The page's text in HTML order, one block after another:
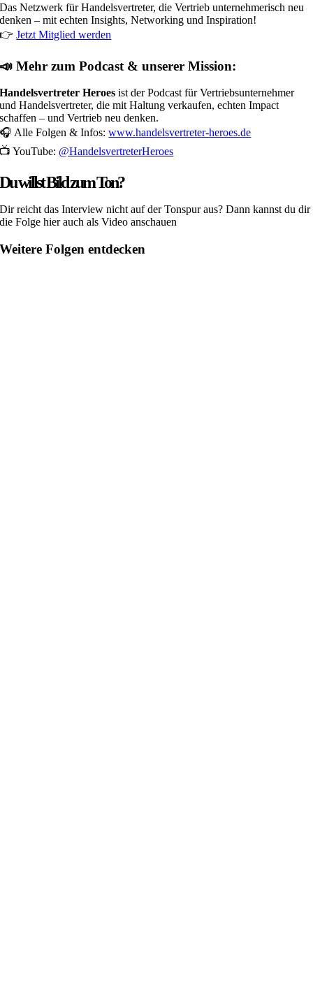
Das Netzwerk für Handelsvertreter, die Vertrieb unternehmerisch neu
denken – mit echten Insights, Networking und Inspiration!
👉Jetzt Mitglied werden
📣 Mehr zum Podcast & unserer Mission:
Handelsvertreter Heroes ist der Podcast für Vertriebsunternehmer
und Handelsvertreter, die mit Haltung verkaufen, echten Impact
schaffen – und Vertrieb neu denken.
🎧 Alle Folgen & Infos:www.handelsvertreter-heroes.de
📺 YouTube: @HandelsvertreterHeroes
Du willst Bild zum Ton?
Dir reicht das Interview nicht auf der Tonspur aus? Dann kannst du dir
die Folge hier auch als Video anschauen
Weitere Folgen entdecken